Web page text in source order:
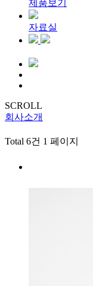
제품보기
자료실
SCROLL
회사소개
Total 6건 1 페이지